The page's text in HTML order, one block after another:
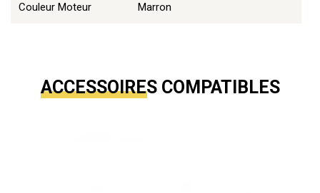
Couleur Moteur Marron
ACCESSOIRES COMPATIBLES